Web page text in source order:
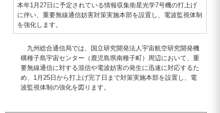
本年1月27日に予定されている情報収集衛星光学7号機の打上げ
に伴い、重要無線通信妨害対策実施本部を設置し、電波監視体制
を強化します。
九州総合通信局では、国立研究開発法人宇宙航空研究開発機
構種子島宇宙センター（鹿児島県南種子町）周辺において、重
要無線通信に対する混信や電波妨害の発生に迅速に対応するた
め、1月25日から打上げ完了日まで対策実施本部を設置し、電
波監視体制の強化を図ります。